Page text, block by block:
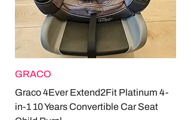
GRACO
Graco 4Ever Extend2Fit Platinum 4-
in-1 10 Years Convertible Car Seat